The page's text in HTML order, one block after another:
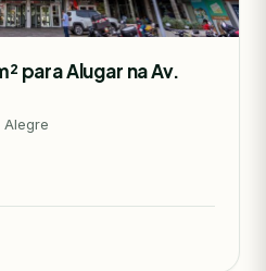
para Alugar na Av.
Alegre